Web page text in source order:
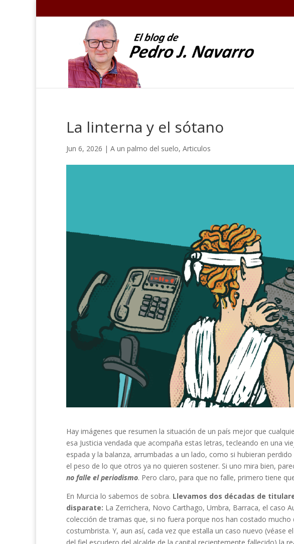
La linterna y el sótano
Jun 6, 2026 | A un palmo del suelo, Articulos
Hay imágenes que resumen la situación de un país mejor que
esa Justicia vendada que acompaña estas letras, tecleando en una
espada y la balanza, arrumbadas a un lado, como si hubieran
el peso de lo que otros ya no quieren sostener. Si uno mira bien,
no falle el periodismo. Pero claro, para que no falle, primero tiene
En Murcia lo sabemos de sobra. Llevamos dos décadas de
disparate: La Zerrichera, Novo Carthago, Umbra, Barraca, el caso
colección de tramas que, si no fuera porque nos han costado
costumbrista. Y, aun así, cada vez que estalla un caso nuevo (véase
del fiel escudero del alcalde de la capital recientemente fallecido) la